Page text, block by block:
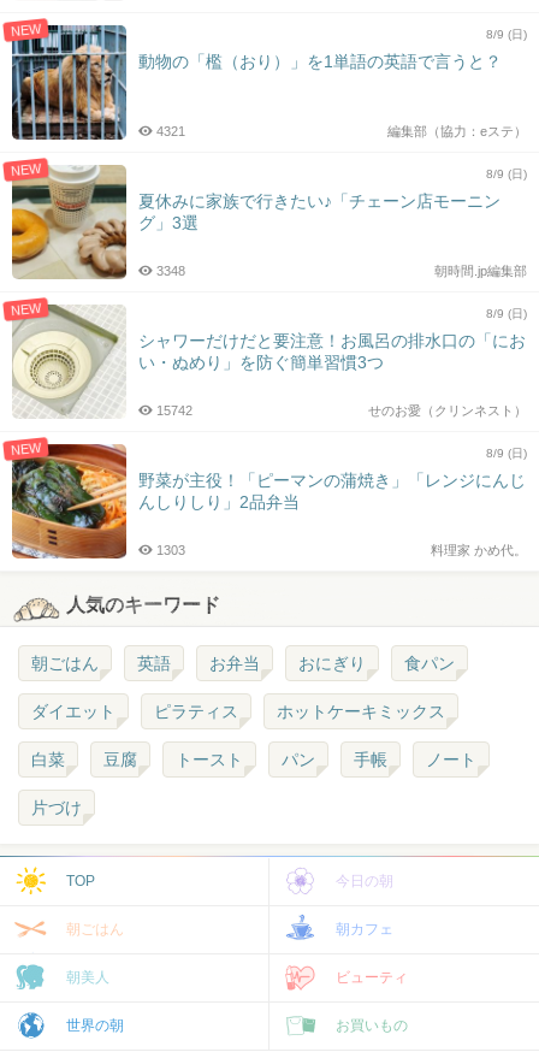
NEW 8/9 (日)
動物の「檻（おり）」を1単語の英語で言うと？
編集部（協力：eステ）
4321
NEW 8/9 (日)
夏休みに家族で行きたい♪「チェーン店モーニン
グ」3選
朝時間.jp編集部
3348
NEW 8/9 (日)
シャワーだけだと要注意！お風呂の排水口の「にお
い・ぬめり」を防ぐ簡単習慣3つ
せのお愛（クリンネスト）
15742
NEW 8/9 (日)
野菜が主役！「ピーマンの蒲焼き」「レンジにんじ
んしりしり」2品弁当
料理家 かめ代。
1303
人気のキーワード
朝ごはん 英語 お弁当 おにぎり 食パン
ダイエット ピラティス ホットケーキミックス
白菜 豆腐 トースト パン 手帳 ノート
片づけ
TOP 今日の朝
朝ごはん 朝カフェ
朝美人 ビューティ
世界の朝 お買いもの